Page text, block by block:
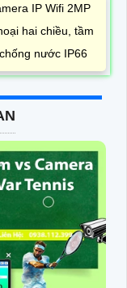
IP Wifi 2MP
hai chiều, tầm
nước IP66